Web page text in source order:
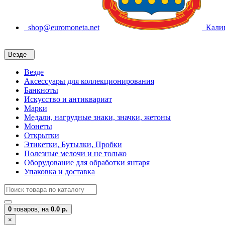
shop@euromoneta.net
Везде
Везде
Аксессуары для коллекционирования
Банкноты
Искусство и антиквариат
Марки
Медали, нагрудные знаки, значки, жетоны
Монеты
Открытки
Этикетки, Бутылки, Пробки
Полезные мелочи и не только
Оборудование для обработки янтаря
Упаковка и доставка
0 товаров, на 0.0 р.
×